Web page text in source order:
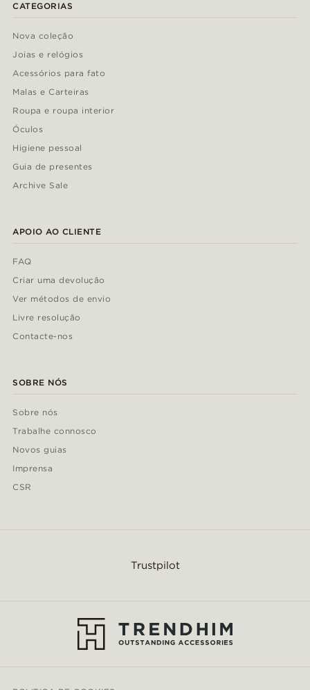
CATEGORIAS
Nova coleção
Joias e relógios
Acessórios para fato
Malas e Carteiras
Roupa e roupa interior
Óculos
Higiene pessoal
Guia de presentes
Archive Sale
APOIO AO CLIENTE
FAQ
Criar uma devolução
Ver métodos de envio
Livre resolução
Contacte-nos
SOBRE NÓS
Sobre nós
Trabalhe connosco
Novos guias
Imprensa
CSR
Trustpilot